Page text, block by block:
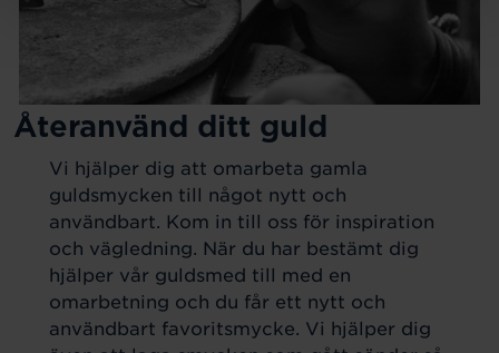
Återanvänd ditt guld
Vi hjälper dig att omarbeta gamla
guldsmycken till något nytt och
användbart. Kom in till oss för inspiration
och vägledning. När du har bestämt dig
hjälper vår guldsmed till med en
omarbetning och du får ett nytt och
användbart favoritsmycke. Vi hjälper dig